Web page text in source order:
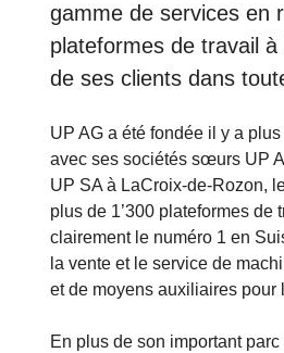
gamme de services en
plateformes de travail
de ses clients dans
UP AG a été fondée il y a
avec ses sociétés sœurs UP
UP SA à LaCroix-de-Rozon,
plus de 1’300 plateformes de
clairement le numéro 1 en
la vente et le service de
et de moyens auxiliaires pour
En plus de son important